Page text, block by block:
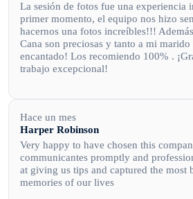
La sesión de fotos fue una experiencia
primer momento, el equipo nos hizo
hacernos una fotos increíbles!!!
Cana son preciosas y tanto a mi
encantado! Los recomiendo 100% .
trabajo excepcional!
Hace un mes
Harper Robinson
Very happy to have chosen this
communicantes promptly and
at giving us tips and captured the most
memories of our lives